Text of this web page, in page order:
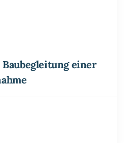
Baubegleitung einer